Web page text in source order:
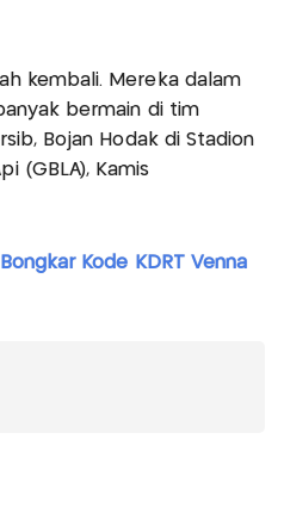
kembali. Mereka dalam
bermain di tim
Bojan Hodak di Stadion
(GBLA), Kamis
Kode KDRT Venna